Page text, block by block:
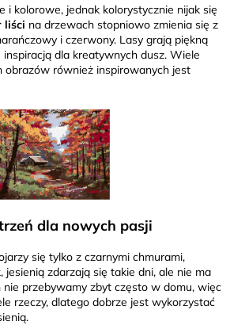
i kolorowe, jednak kolorystycznie nijak się
liści na drzewach stopniowo zmienia się z
i czerwony. Lasy grają piękną
inspiracją dla kreatywnych dusz. Wiele
obrazów również inspirowanych jest
dla nowych pasji
się tylko z czarnymi chmurami,
jesienią zdarzają się takie dni, ale nie ma
nie przebywamy zbyt często w domu, więc
rzeczy, dlatego dobrze jest wykorzystać